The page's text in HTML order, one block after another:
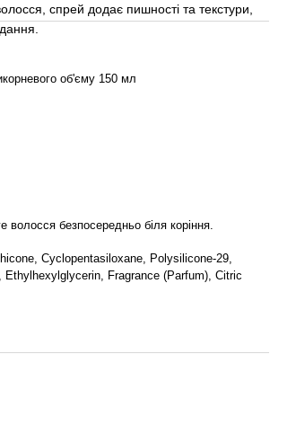
спрей додає пишності та текстури,
об'єму 150 мл
волосся безпосередньо біля коріння.
Cyclopentasiloxane, Polysilicone-29,
Ethylhexylglycerin, Fragrance (Parfum), Citric